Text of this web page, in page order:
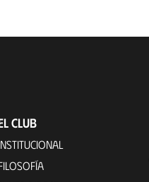
CLUB